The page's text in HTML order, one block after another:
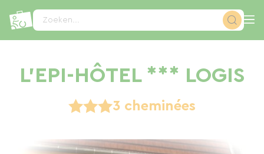
Zoeken...
L'EPI-HÔTEL *** LOGIS
3 cheminées
Cookies beheer paneel